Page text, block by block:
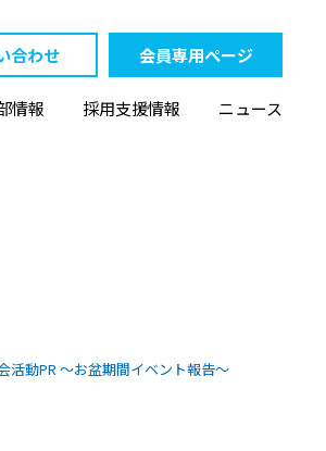
合わせ 会員専用ページ
情報 採用支援情報 ニュース
活動PR ～お盆期間イベント報告～